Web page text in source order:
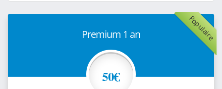
Populaire
Premium 1 an
50€